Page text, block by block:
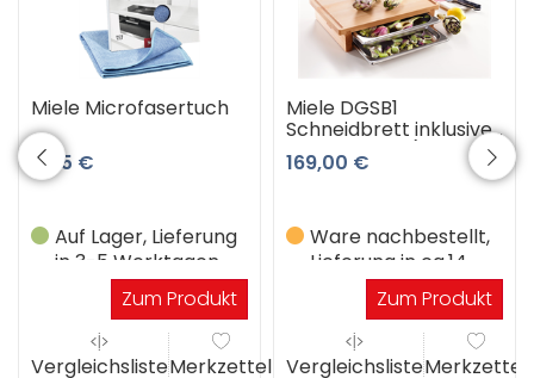
Miele Microfasertuch
8,45 €
Auf Lager, Lieferung
in 3-5 Werktagen
Zum Produkt
VergleichslisteMerkzettel
Miele DGSB1
Schneidbrett inklusive
Garbehälter (buche)
169,00 €
Ware nachbestellt,
Lieferung in ca.14
WerktagenZum Produkt
VergleichslisteMerkzettel